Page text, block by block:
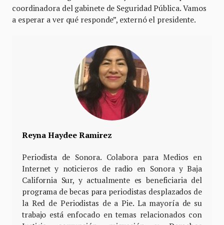
coordinadora del gabinete de Seguridad Pública. Vamos
a esperar a ver qué responde”, externó el presidente.
Reyna Haydee Ramirez
Periodista de Sonora. Colabora para Medios en
Internet y noticieros de radio en Sonora y Baja
California Sur, y actualmente es beneficiaria del
programa de becas para periodistas desplazados de
la Red de Periodistas de a Pie. La mayoría de su
trabajo está enfocado en temas relacionados con